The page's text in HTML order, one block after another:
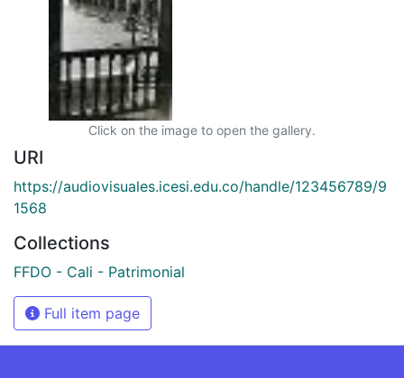
Click on the image to open the gallery.
URI
https://audiovisuales.icesi.edu.co/handle/123456789/9
1568
Collections
FFDO - Cali - Patrimonial
Full item page